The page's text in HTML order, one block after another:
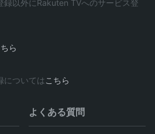
録以外にRakuten TVへのサービス登
ら
については こちら
よくある質問